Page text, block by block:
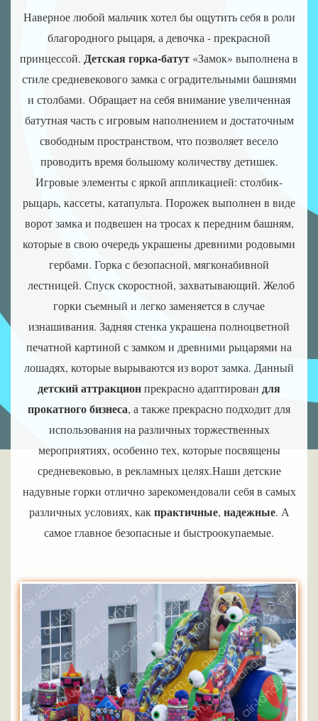
Наверное любой мальчик хотел бы ощутить себя в роли
благородного рыцаря, а девочка - прекрасной
принцессой. Детская горка-батут «Замок» выполнена в
стиле средневекового замка с оградительными башнями
и столбами. Обращает на себя внимание увеличенная
батутная часть с игровым наполнением и достаточным
свободным пространством, что позволяет весело
проводить время большому количеству детишек.
Игровые элементы с яркой аппликацией: столбик-
рыцарь, кассеты, катапульта. Порожек выполнен в виде
ворот замка и подвешен на тросах к передним башням,
которые в свою очередь украшены древними родовыми
гербами. Горка с безопасной, мягконабивной
лестницей. Спуск скоростной, захватывающий. Желоб
горки съемный и легко заменяется в случае
изнашивания. Задняя стенка украшена полноцветной
печатной картиной с замком и древними рыцарями на
лошадях, которые вырываются из ворот замка. Данный
детский аттракционпрекрасно адаптирован для
прокатного бизнеса, а также прекрасно подходит для
использования на различных торжественных
мероприятиях, особенно тех, которые посвящены
средневековью, в рекламных целях.Наши детские
надувные горки отлично зарекомендовали себя в самых
различных условиях, какпрактичные, надежные. А
самое главное безопасные и быстроокупаемые.
Надувні
роботи
розробки
Ігрові
атракціони
Аквапарки
Аероподушки